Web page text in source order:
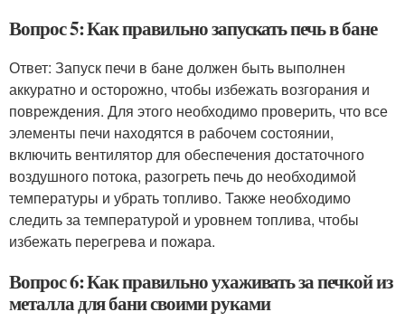
Вопрос 5: Как правильно запускать печь в бане
Ответ: Запуск печи в бане должен быть выполнен
аккуратно и осторожно, чтобы избежать возгорания и
повреждения. Для этого необходимо проверить, что все
элементы печи находятся в рабочем состоянии,
включить вентилятор для обеспечения достаточного
воздушного потока, разогреть печь до необходимой
температуры и убрать топливо. Также необходимо
следить за температурой и уровнем топлива, чтобы
избежать перегрева и пожара.
Вопрос 6: Как правильно ухаживать за печкой из
металла для бани своими руками